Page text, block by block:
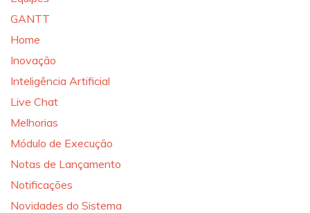
GANTT
Home
Inovação
Inteligência Artificial
Live Chat
Melhorias
Módulo de Execução
Notas de Lançamento
Notificações
Novidades do Sistema